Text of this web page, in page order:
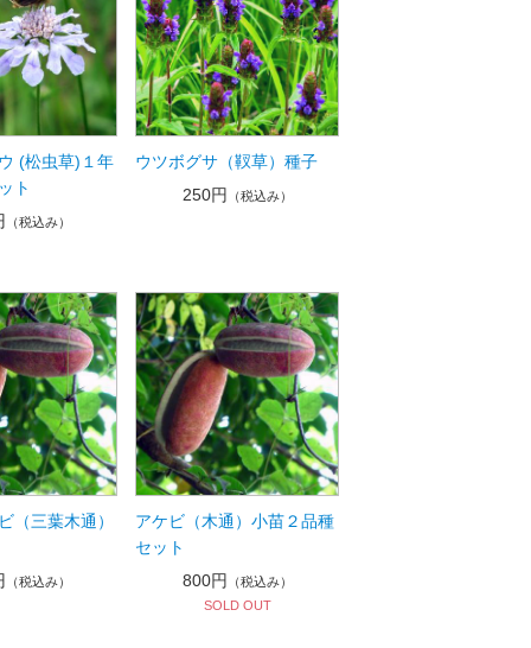
(松虫草)１年
ト
（税込み）
ウツボグサ（靫草）種子
250円
（税込み）
（三葉木通）
（税込み）
アケビ（木通）小苗２品種
セット
800円
（税込み）
SOLD OUT